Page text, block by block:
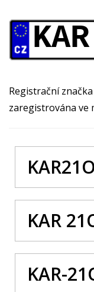
Registrační značka
zaregistrována ve
KAR
KAR-